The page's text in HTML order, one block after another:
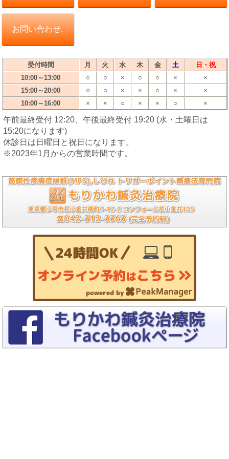
お問い合わせ.
受付時間 月 火 水 木 金 土
日・祝
10:00～13:00
○ ○ × ○ ○ ×
×
15:00～20:00
○ ○ × × ○ ×
×
10:00～16:00
× × ○ × × ○ ×
午前最終受付 12:20、午後最終受付 19:20 (水・土曜日は
15:20になります)
休診日は日曜日と祝日になります。
※2023年1月からの営業時間です。